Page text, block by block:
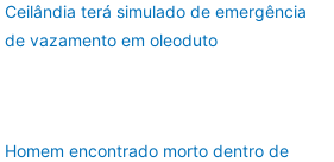
Ceilândia terá simulado de emergência
de vazamento em oleoduto
Homem encontrado morto dentro de